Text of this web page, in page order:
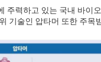
주력하고 있는 국내 바이
기술인 압타머 또한 주목